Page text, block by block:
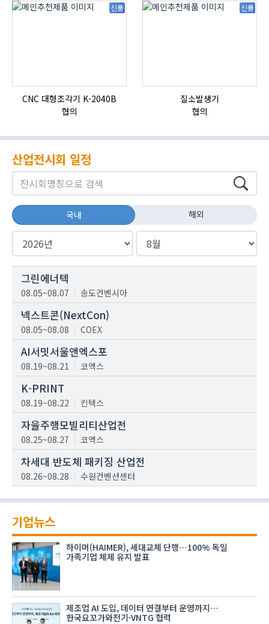
신품
CNC 대형조각기 K-2040B
협의
신품
질소발생기
협의
산업전시회 일정
국내 해외
그린에너텍
08.05~08.07 송도컨벤시아
넥스트콘(NextCon)
08.05~08.08 COEX
AI서밋서울앤엑스포
08.19~08.21 코엑스
K-PRINT
08.19~08.22 킨텍스
자율주행모빌리티산업전
08.25~08.27 코엑스
차세대 반도체 패키징 산업전
08.26~08.28 수원컨벤션센터
기업뉴스
하이머(HAIMER), 세대교체 단행…100% 독일
가족기업 체제 유지 발표
제조업 AI 도입, 데이터 연결부터 운영까지…
한국요꼬가와전기·VNTG 협력